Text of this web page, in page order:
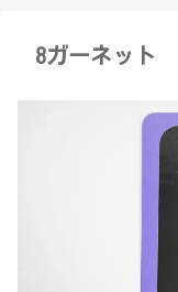
8ガーネット